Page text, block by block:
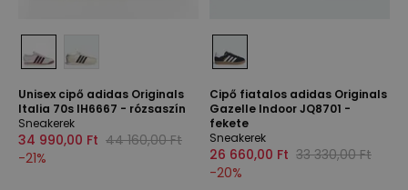
Unisex cipő adidas Originals
Italia 70s IH6667 - rózsaszín
Sneakerek
34 990,00 Ft 44 160,00 Ft
-21%
Cipő fiatalos adidas Originals
Gazelle Indoor JQ8701 -
fekete
Sneakerek
26 660,00 Ft 33 330,00 Ft
-20%